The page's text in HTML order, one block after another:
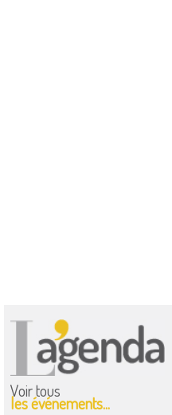
Voir tous
les événements...